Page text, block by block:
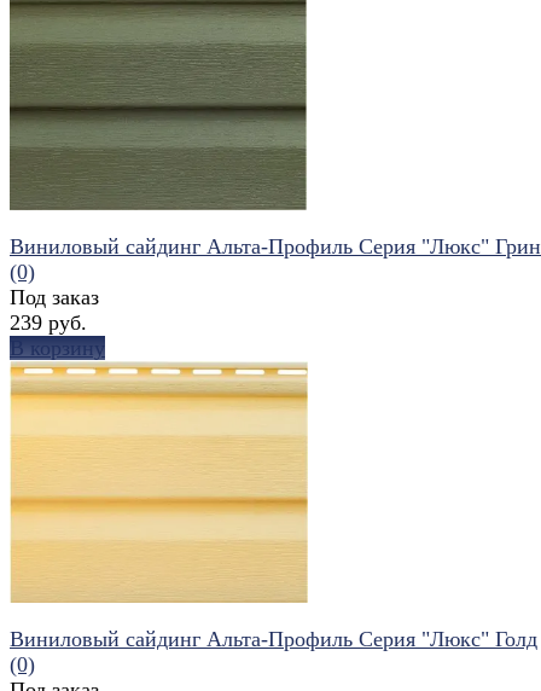
избранное сравнить
Виниловый сайдинг Альта-Профиль Серия "Люкс" Грин
(0)
Под заказ
239 руб.
В корзину
Виниловый сайдинг Альта-Профиль Серия "Люкс" Голд
(0)